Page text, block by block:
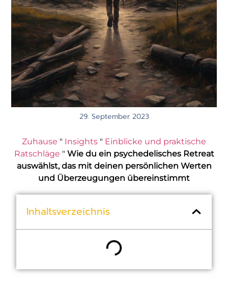
29. September 2023
Zuhause " Insights " Einblicke und praktische
Ratschläge " Wie du ein psychedelisches Retreat
auswählst, das mit deinen persönlichen Werten
und Überzeugungen übereinstimmt
Inhaltsverzeichnis